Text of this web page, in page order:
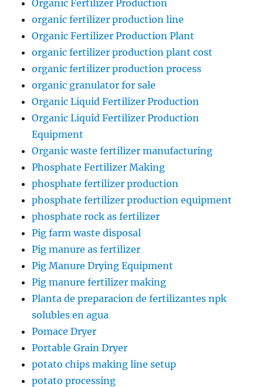
Organic Fertilizer Production
organic fertilizer production line
Organic Fertilizer Production Plant
organic fertilizer production plant cost
organic fertilizer production process
organic granulator for sale
Organic Liquid Fertilizer Production
Organic Liquid Fertilizer Production
Equipment
Organic waste fertilizer manufacturing
Phosphate Fertilizer Making
phosphate fertilizer production
phosphate fertilizer production equipment
phosphate rock as fertilizer
Pig farm waste disposal
Pig manure as fertilizer
Pig Manure Drying Equipment
Pig manure fertilizer making
Planta de preparacion de fertilizantes npk
solubles en agua
Pomace Dryer
Portable Grain Dryer
potato chips making line setup
potato processing